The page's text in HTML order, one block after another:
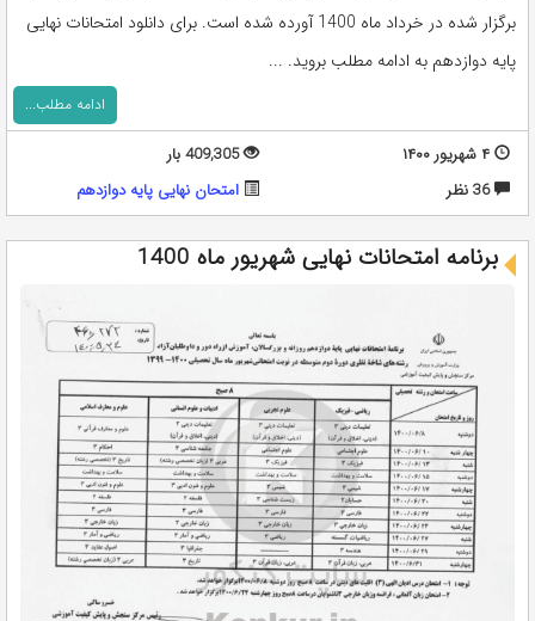
برگزار شده در خرداد ماه 1400 آورده شده است. برای دانلود امتحانات نهایی
پایه دوازدهم به ادامه مطلب بروید. ...
ادامه مطلب...
۴ شهریور ۱۴۰۰
409,305 بار
36 نظر
امتحان نهایی پایه دوازدهم
برنامه امتحانات نهایی شهریور ماه 1400